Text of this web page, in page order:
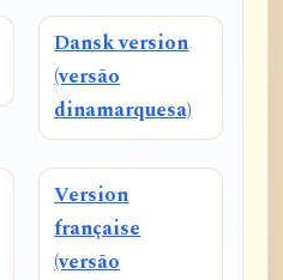
Dansk version
(versão
dinamarquesa)
Version
française
(versão